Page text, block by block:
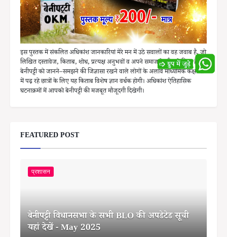
इस पुस्तक में संकलित अधिकांश जानकारियां मेरे मन में उठे सवालों का वह जवाब है, जो
लिखित दस्तावेज, किताब, शोध, प्रत्यक्ष अनुभवों व अपने समाज के बीच से मिला है।
बेनीपट्टी को जानने–समझने की जिज्ञासा रखने वाले लोगों के अलावे माध्यमिक कक्षाओं
में पढ़ रहे छात्रों के लिए यह किताब विशेष ज्ञान वर्धक होगी। अधिकांश ऐतिहासिक
घटनाक्रमों में आपको बेनीपट्टी की मजबूत मौजूदगी दिखेगी।
FEATURED POST
प्रशासन
बेनीपट्टी विधानसभा के सभी BLO की अपडेटेड सूची
यहां देखें - May 2025